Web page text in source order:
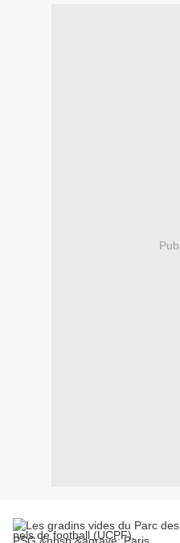
nels de football (UCPF).